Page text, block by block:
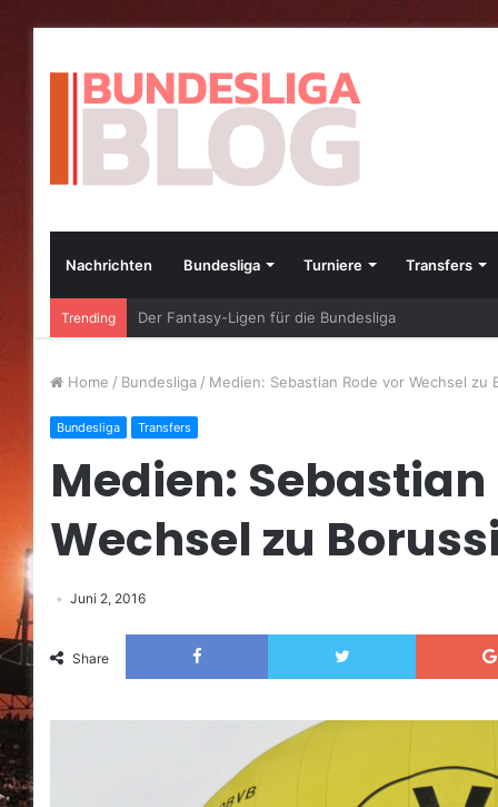
Nachrichten Bundesliga Turniere Transfers
Trending Die besten Bundesliga-Transfers im Jahr 2023
Home / Bundesliga / Medien: Sebastian Rode vor Wechsel zu
Bundesliga Transfers
Medien: Sebastian
Wechsel zu
Juni 2, 2016
Share
Facebook Twitter